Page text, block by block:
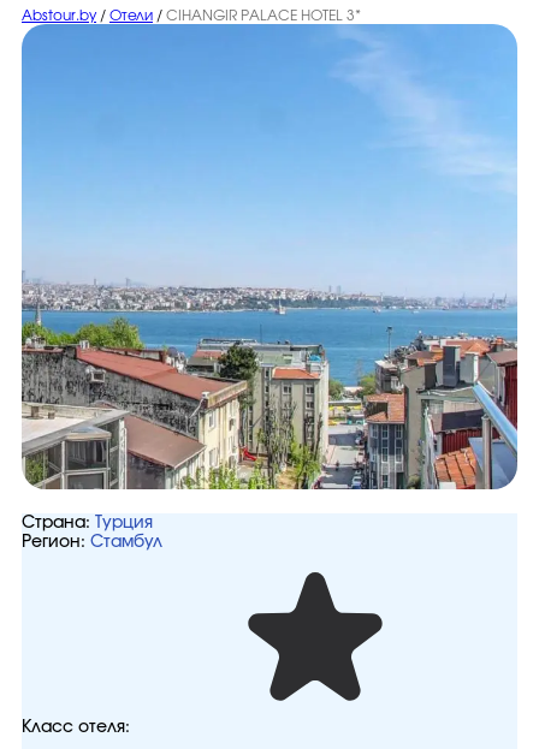
Abstour.by / Отели / CIHANGIR PALACE HOTEL 3*
Страна:
Турция
Регион: Стамбул
Класс отеля: